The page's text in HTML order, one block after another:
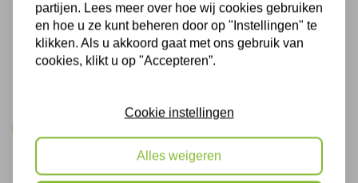
Meer informatie over dakisolatie
Bekijk hier onze isolatie projecten in Elst
partijen. Lees meer over hoe wij cookies gebruiken
en hoe u ze kunt beheren door op "Instellingen" te
klikken. Als u akkoord gaat met ons gebruik van
cookies, klikt u op "Accepteren”.
Cookie instellingen
Alles weigeren